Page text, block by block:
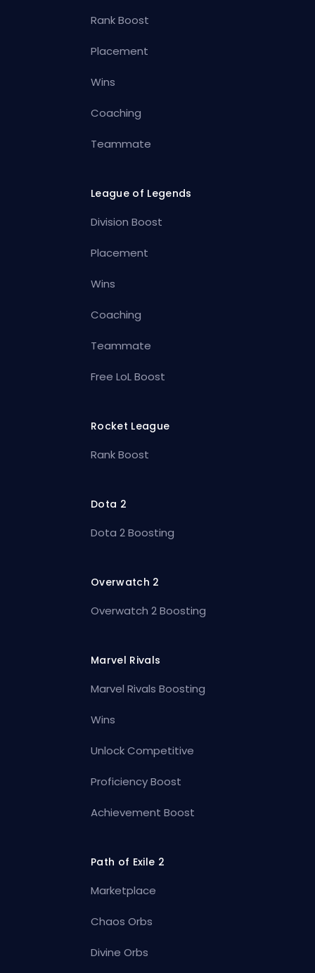
Rank Boost
Placement
Wins
Coaching
Teammate
League of Legends
Division Boost
Placement
Wins
Coaching
Teammate
Free LoL Boost
Rocket League
Rank Boost
Dota 2
Dota 2 Boosting
Overwatch 2
Overwatch 2 Boosting
Marvel Rivals
Marvel Rivals Boosting
Wins
Unlock Competitive
Proficiency Boost
Achievement Boost
Path of Exile 2
Marketplace
Chaos Orbs
Divine Orbs